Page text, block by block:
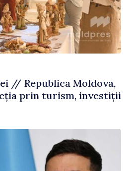
// Republica Moldova,
prin turism, investiții